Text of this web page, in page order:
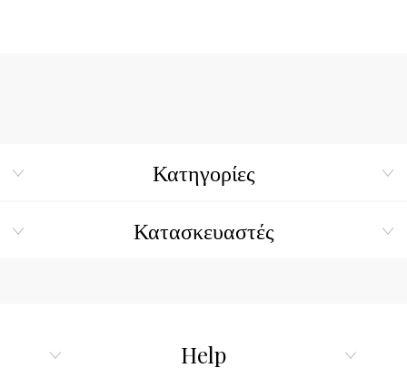
Κατηγορίες
Κατασκευαστές
Help